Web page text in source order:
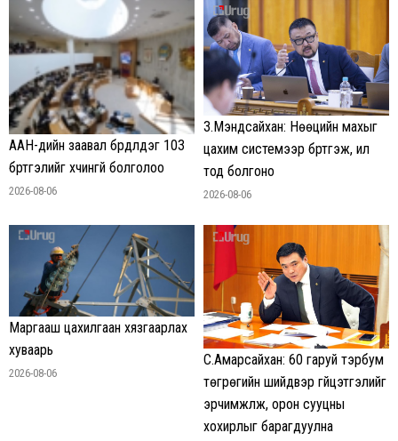
ААН-үүдийн заавал бүрдүүлдэг 103
бүртгэлийг хүчингүй болголоо
2026-08-06
З.Мэндсайхан: Нөөцийн махыг
цахим системээр бүртгэж, ил
тод болгоно
2026-08-06
Маргааш цахилгаан хязгаарлах
хуваарь
2026-08-06
С.Амарсайхан: 60 гаруй тэрбум
төгрөгийн шийдвэр гүйцэтгэлийг
эрчимжүүлж, орон сууцны
хохирлыг барагдуулна